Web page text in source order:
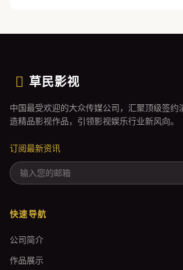
草民影视
中国最受欢迎的大众传媒公司，汇聚顶级签约
造精品影视作品，引领影视娱乐行业新风向。
订阅最新资讯
快速导航
公司简介
作品展示